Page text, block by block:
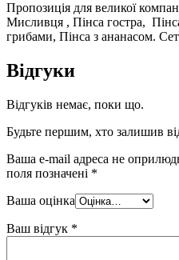
Пропозиція для великої
Мисливця , Пінса гостра,
грибами, Пінса з ананасом.
Відгуки
Відгуків немає, поки що.
Будьте першим, хто залишив
Ваша e-mail адреса не
поля позначені *
Ваша оцінка
Ваш відгук *